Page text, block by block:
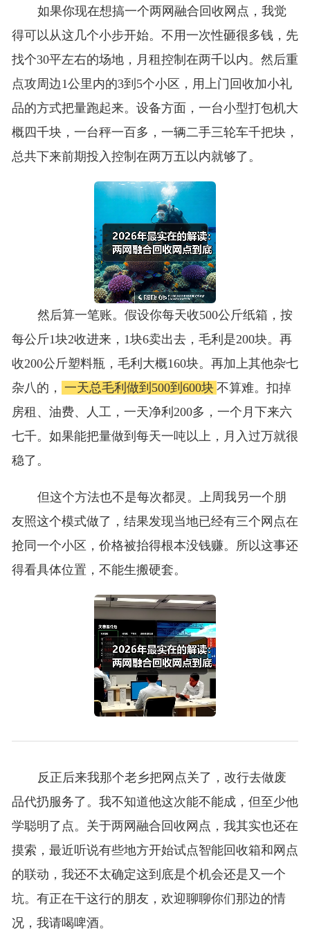
如果你现在想搞一个两网融合回收网点，我觉
得可以从这几个小步开始。不用一次性砸很多钱，先
找个30平左右的场地，月租控制在两千以内。然后重
点攻周边1公里内的3到5个小区，用上门回收加小礼
品的方式把量跑起来。设备方面，一台小型打包机大
概四千块，一台秤一百多，一辆二手三轮车千把块，
总共下来前期投入控制在两万五以内就够了。
然后算一笔账。假设你每天收500公斤纸箱，按
每公斤1块2收进来，1块6卖出去，毛利是200块。再
收200公斤塑料瓶，毛利大概160块。再加上其他杂七
杂八的， 一天总毛利做到500到600块 不算难。扣掉
房租、油费、人工，一天净利200多，一个月下来六
七千。如果能把量做到每天一吨以上，月入过万就很
稳了。
但这个方法也不是每次都灵。上周我另一个朋
友照这个模式做了，结果发现当地已经有三个网点在
抢同一个小区，价格被抬得根本没钱赚。所以这事还
得看具体位置，不能生搬硬套。
反正后来我那个老乡把网点关了，改行去做废
品代扔服务了。我不知道他这次能不能成，但至少他
学聪明了点。关于两网融合回收网点，我其实也还在
摸索，最近听说有些地方开始试点智能回收箱和网点
的联动，我还不太确定这到底是个机会还是又一个
坑。有正在干这行的朋友，欢迎聊聊你们那边的情
况，我请喝啤酒。